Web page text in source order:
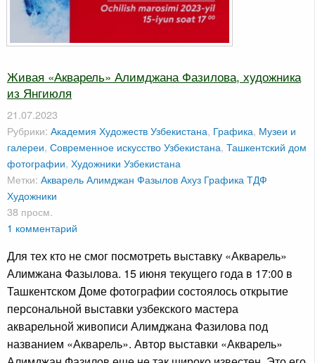
Живая «Акварель» Алимджана Фазилова, художника
из Янгиюля
21.07.2023
Рубрики: Академия Художеств Узбекистана, Графика, Музеи и
галереи, Современное искусство Узбекистана, Ташкентский дом
фотографии, Художники Узбекистана
Метки: АкварельАлимджан ФазыловАхуз Графика ТДФ
Художники
38 просм.
1 комментарий
Для тех кто не смог посмотреть выставку «Акварель»
Алимжана Фазылова. 15 июня текущего года в 17:00 в
Ташкентском Доме фотографии состоялось открытие
персональной выставки узбекского мастера
акварельной живописи Алимджана Фазилова под
названием «Акварель». Автор выставки «Акварель»